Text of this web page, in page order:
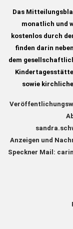
Das
monatlich und
kostenlos durch
finden darin
dem
sowie
Anzeigen und
Speckner Mail: